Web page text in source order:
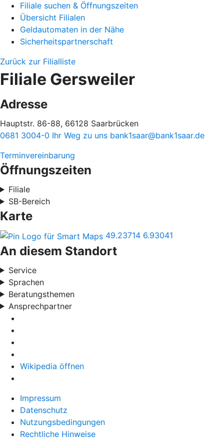
Filiale suchen & Öffnungszeiten
Übersicht Filialen
Geldautomaten in der Nähe
Sicherheitspartnerschaft
Zurück zur Filialliste
Filiale Gersweiler
Adresse
Hauptstr. 86-88, 66128 Saarbrücken
0681 3004-0 Ihr Weg zu uns bank1saar@bank1saar.de
Terminvereinbarung
Öffnungszeiten
Filiale
SB-Bereich
Karte
49.23714 6.93041
An diesem Standort
Service
Sprachen
Beratungsthemen
Ansprechpartner
Wikipedia öffnen
Impressum
Datenschutz
Nutzungsbedingungen
Rechtliche Hinweise